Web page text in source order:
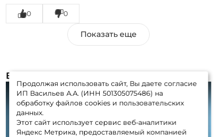
0 0
Видеообзоры (1)
Play
Продолжая использовать сайт, Вы даете согласие
ИП Васильев А.А. (ИНН 501305075486) на
обработку файлов cookies и пользовательских
данных.
Этот сайт использует сервис веб-аналитики
Яндекс Метрика, предоставляемый компанией